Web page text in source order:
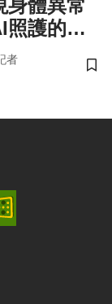
身體異常
照護的未
者
儲